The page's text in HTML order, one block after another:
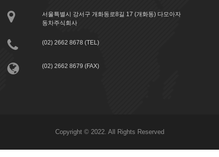
서울특별시 강서구 개화동로8길 17 (개화동) 다모아자
동차주식회사
(02) 2662 8678 (TEL)
(02) 2662 8679 (FAX)
Copyright © 2022. All Rights Reserved